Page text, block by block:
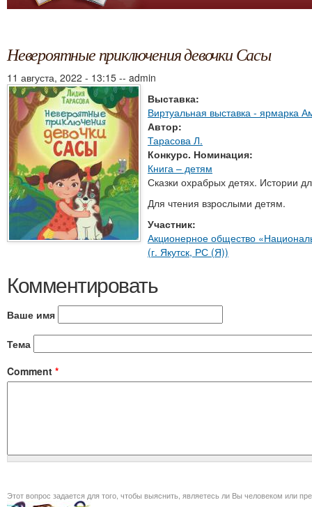
Невероятные приключения девочки Сасы
11 августа, 2022 - 13:15 -- admin
Выставка:
Виртуальная выставка - ярмарка
Автор:
Тарасова Л.
Конкурс. Номинация:
Книга – детям
Сказки охрабрых детях. Истории
Для чтения взрослыми детям.
Участник:
Акционерное общество
(г. Якутск, РС (Я))
Комментировать
Ваше имя
Тема
Comment *
Этот вопрос задается для того,